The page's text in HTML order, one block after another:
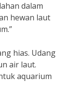
dalam
hewan laut
hias. Udang
air laut.
aquarium